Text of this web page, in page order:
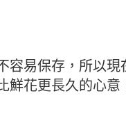
易保存，所以
花更長久的心意